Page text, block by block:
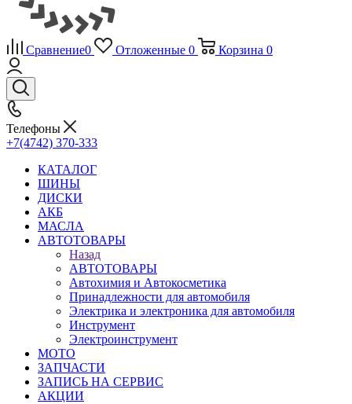
Сравнение0 Отложенные 0 Корзина 0
Телефоны
+7(4742) 370-333
КАТАЛОГ
ШИНЫ
ДИСКИ
АКБ
МАСЛА
АВТОТОВАРЫ
Назад
АВТОТОВАРЫ
Автохимия и Автокосметика
Принадлежности для автомобиля
Электрика и электроника для автомобиля
Инструмент
Электроинструмент
МОТО
ЗАПЧАСТИ
ЗАПИСЬ НА СЕРВИС
АКЦИИ